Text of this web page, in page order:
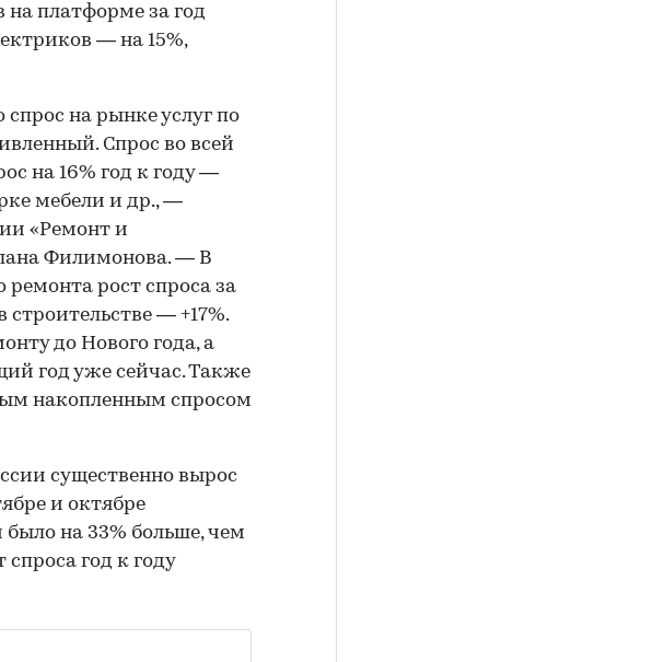
на платформе за год
— на 15%,
на рынке услуг по
Спрос во всей
на 16% год к году —
мебели и др., —
«Ремонт и
Филимонова. — В
ремонта рост спроса за
строительстве — +17%.
до Нового года, а
год уже сейчас. Также
накопленным спросом
существенно вырос
и октябре
на 33% больше, чем
год к году